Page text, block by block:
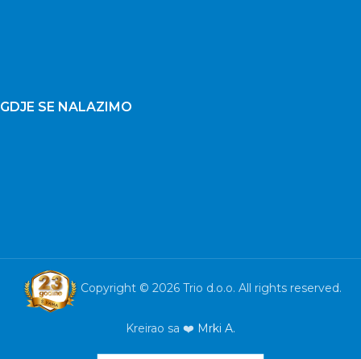
GDJE SE NALAZIMO
Copyright © 2026 Trio d.o.o. All rights reserved.
Kreirao sa ❤️ Mrki A.